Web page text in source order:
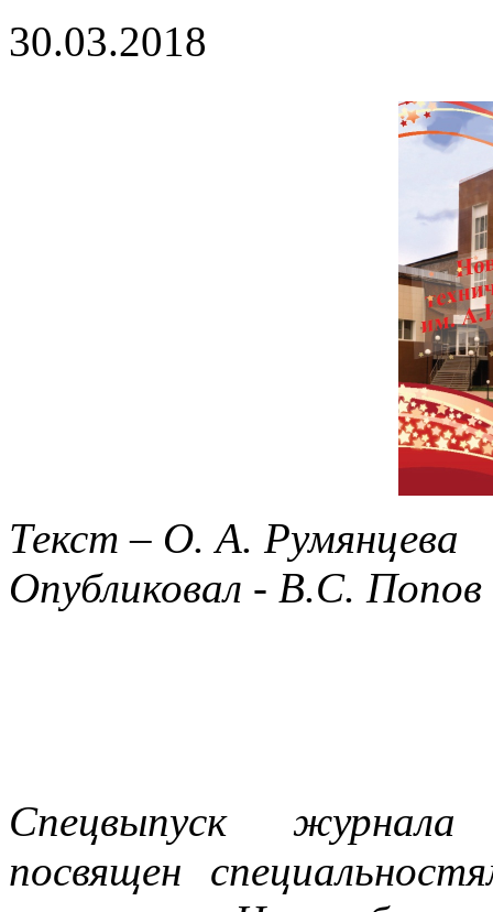
30.03.2018
Текст – О. А. Румянцева
Опубликовал - В.С. Попов
Спецвыпуск
посвящен